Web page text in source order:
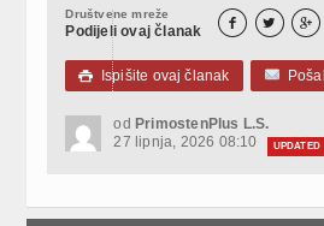
Društvene mreže
Podijeli ovaj članak   
 Ispišite ovaj članak
od PrimostenPlus L.S.
27 lipnja, 2026 08:10
UPDATED